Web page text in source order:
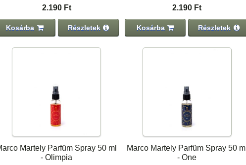
2.190 Ft
Kosárba Részletek
2.190 Ft
Kosárba Részletek
Martely Parfüm Spray 50 ml
- Olimpia
Marco Martely Parfüm Spray 50 ml
- One